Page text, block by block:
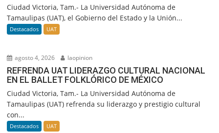
Ciudad Victoria, Tam.- La Universidad Autónoma de
Tamaulipas (UAT), el Gobierno del Estado y la Unión...
Destacados UAT
agosto 4, 2026 laopinion
REFRENDA UAT LIDERAZGO CULTURAL NACIONAL
EN EL BALLET FOLKLÓRICO DE MÉXICO
Ciudad Victoria, Tam.- La Universidad Autónoma de
Tamaulipas (UAT) refrenda su liderazgo y prestigio cultural
con...
Destacados UAT